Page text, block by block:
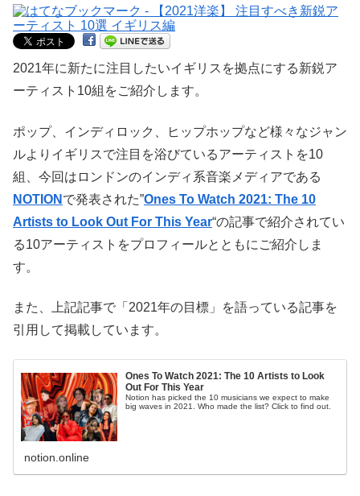
2021年に新たに注目したいイギリスを拠点にする新鋭ア
ーティスト10組をご紹介します。
ポップ、インディロック、ヒップホップなど様々なジャン
ルよりイギリスで注目を浴びているアーティストを10
組、今回はロンドンのインディ系音楽メディアである
NOTION で発表された”Ones To Watch 2021: The 10
Artists to Look Out For This Year“の記事で紹介されてい
る10アーティストをプロフィールとともにご紹介しま
す。
また、上記記事で「2021年の目標」を語っている記事を
引用して掲載しています。
Ones To Watch 2021: The 10 Artists to Look
Out For This Year
Notion has picked the 10 musicians we expect to make
big waves in 2021. Who made the list? Click to find out.
notion.online